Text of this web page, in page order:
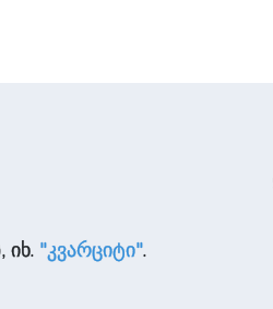
იხ. "კვარციტი".